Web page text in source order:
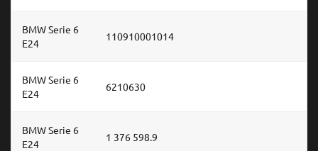
BMW Serie 6
E24
110910001014
BMW Serie 6
E24
6210630
BMW Serie 6
E24
1 376 598.9